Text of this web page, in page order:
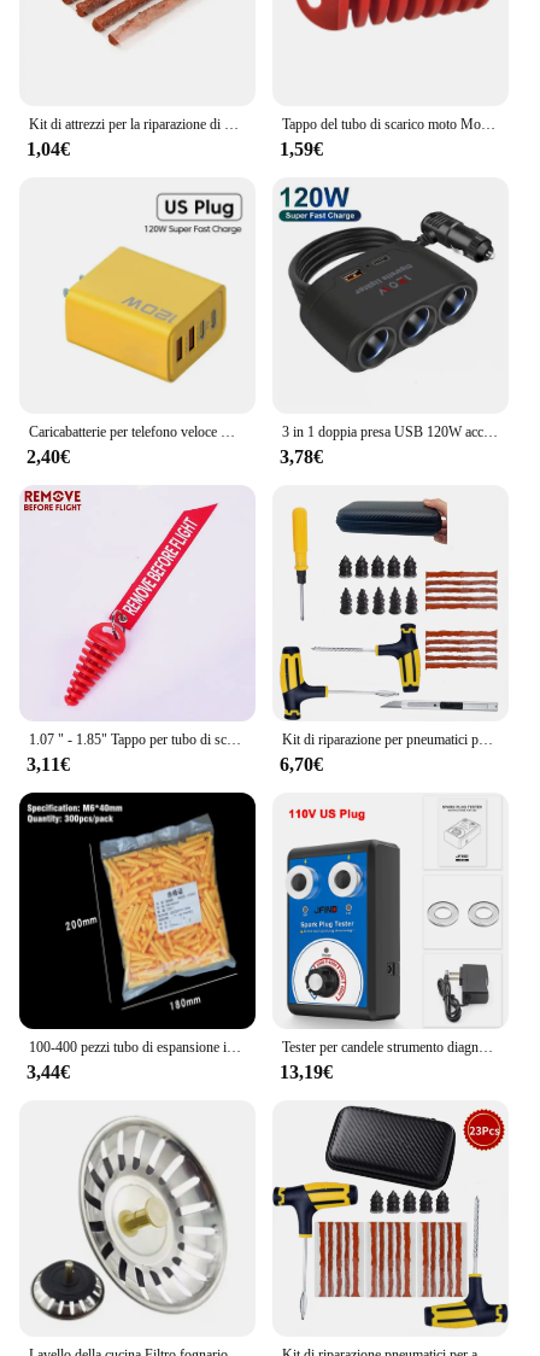
Kit di attrezzi per la riparazione di pneumatici per moto con strisce di gomma Set di tappi per borchie per foratura di pneumatici Tubeless Car Truck Vacuum Tire Repair amagi
1,04€
Tappo del tubo di scarico moto Motocross Tailpipe PVC Air Bleeder Plug Wash Plug protezione del tubo per Honda KTM Yamaha Kawasaki
1,59€
Caricabatterie per telefono veloce USB 120W 3.0 tipo C adattatore di ricarica a ricarica rapida per iPhone 15 14 13 Samsung Xiaomi 2 PD 4 porte spina ue/usa
2,40€
3 in 1 doppia presa USB 120W accendisigari per auto Splitter 12V 24V caricabatteria rapido spina adattatore di alimentazione per telefono per auto DVR GPS Dashcam
3,78€
1.07 " - 1.85" Tappo per tubo di scarico Moto Motocross Tubo di scappamento Tappo di spurgo aria in gomma Silenziatore di scarico Tappo di lavaggio Protezione per tubo
3,11€
Kit di riparazione per pneumatici per auto strumenti per tappi di perforazione foratura per pneumatici di emergenza per strisce di pneumatici Kit di strumenti di riparazione per colla di agitazione accessori per auto
6,70€
100-400 pezzi tubo di espansione in plastica a costine M6 M8 M10 tappo in gomma tubo di plastica colonna in nylon vite di espansione tappo di ancoraggio tappi a muro
3,44€
Tester per candele strumento diagnostico a doppio foro per Auto 12V Spark Tester 0-6000rpm strumenti per rilevatore di accensione del motore automatico
13,19€